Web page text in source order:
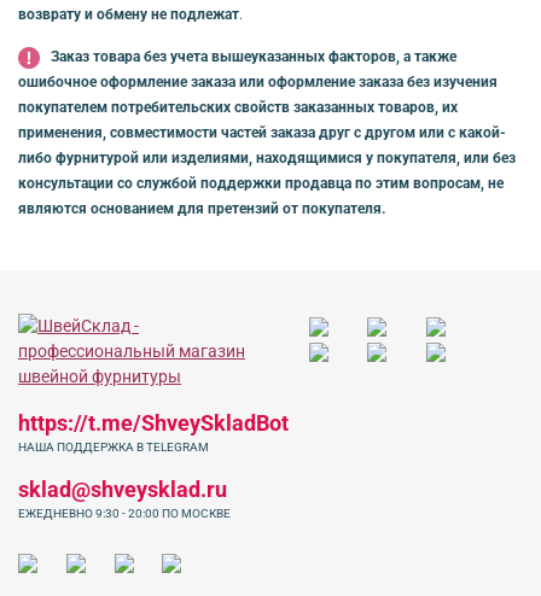
возврату и обмену не подлежат.
Заказ товара без учета вышеуказанных факторов, а также
ошибочное оформление заказа или оформление заказа без изучения
покупателем потребительских свойств заказанных товаров, их
применения, совместимости частей заказа друг с другом или с какой-
либо фурнитурой или изделиями, находящимися у покупателя, или без
консультации со службой поддержки продавца по этим вопросам, не
являются основанием для претензий от покупателя.
https://t.me/ShveySkladBot
НАША ПОДДЕРЖКА В TELEGRAM
sklad@shveysklad.ru
ЕЖЕДНЕВНО 9:30 - 20:00 ПО МОСКВЕ